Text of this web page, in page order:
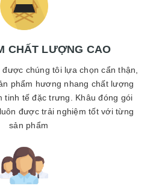
CHẤT LƯỢNG CAO
chúng tôi lựa chọn cẩn thận,
phẩm hương nhang chất lượng
tinh tế đặc trưng. Khâu đóng gói
được trải nghiệm tốt với từng
sản phẩm